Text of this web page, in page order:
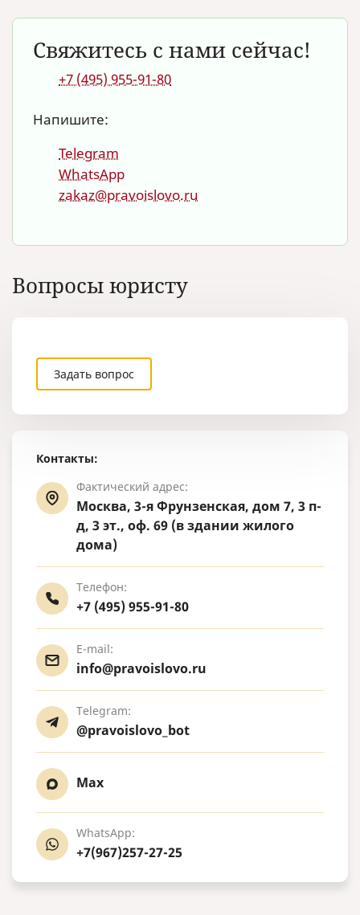
Контакты:
Фактический адрес:
Москва, 3-я Фрунзенская, дом 7, 3 п-
д, 3 эт., оф. 69 (в здании жилого
дома)
Телефон:
+7 (495) 955-91-80
E-mail:
info@pravoislovo.ru
Telegram:
@pravoislovo_bot
Max
WhatsApp:
+7(967)257-27-25
Свяжитесь с нами сейчас!
+7 (495) 955-91-80
Напишите:
Telegram
WhatsApp
zakaz@pravoislovo.ru
Вопросы юристу
Задать вопрос